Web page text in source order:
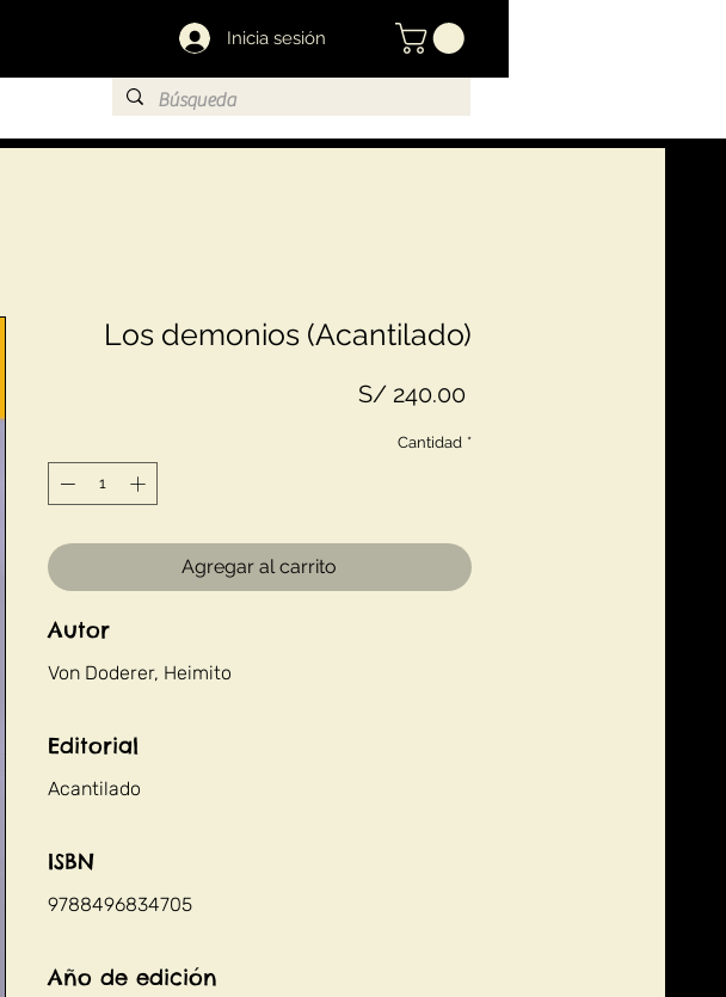
Inicia sesión
Los demonios (Acantilado)
S/ 240.00Precio
Cantidad *
Agregar al carrito
Autor
Von Doderer, Heimito
Editorial
Acantilado
ISBN
9788496834705
Año de edición